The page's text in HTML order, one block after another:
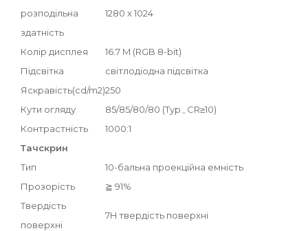
розподільна
здатність
1280 x 1024
Колір дисплея
16.7 M (RGB 8-bit)
Підсвітка
світлодіодна підсвітка
Яскравість(cd/m2)250
Кути огляду
85/85/80/80 (Typ., CR≥10)
Контрастність
1000:1
Тачскрин
Тип
10-бальна проекційна емність
Прозорість
≧ 91%
Твердість
поверхні
7H твердість поверхні